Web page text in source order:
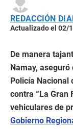
REDACCIÓN
Actualizado el 02/
De manera
Namay,
Policía Nacional
contra “La Gran
vehiculares de
Gobierno